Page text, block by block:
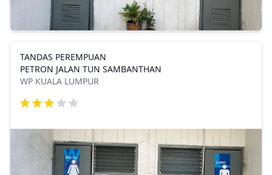
TANDAS PEREMPUAN
PETRON JALAN TUN SAMBANTHAN
WP KUALA LUMPUR